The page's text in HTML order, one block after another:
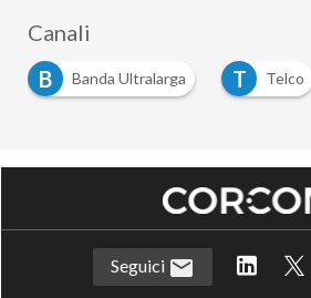
Canali
B
Banda Ultralarga T Telco
Seguici